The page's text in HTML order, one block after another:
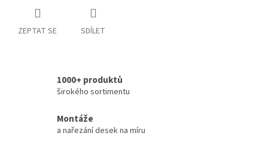
ZEPTAT SE SDÍLET
1000+ produktů
širokého sortimentu
Montáže
a nařezání desek na míru